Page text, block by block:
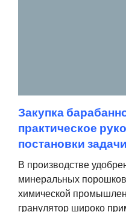
Закупка
практическое
постановки
В производстве
минеральных
химической
гранулятор широко